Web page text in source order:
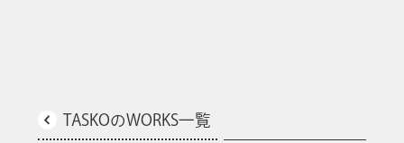
TASKOのWORKS一覧